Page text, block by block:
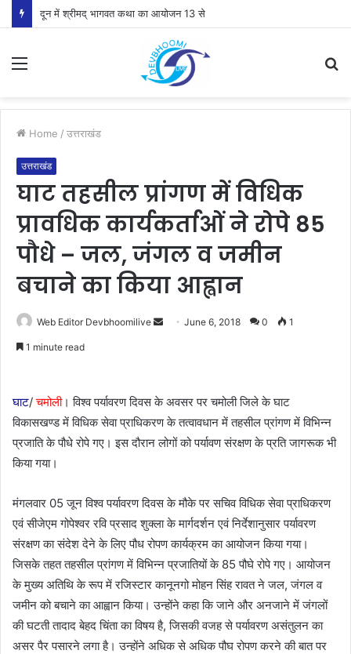
दून में श्रीमद् भागवत कथा का आयोजन 13 से
Menu
Home / उत्तराखंड
उत्तराखंड
घाट तहसील प्रांगण में विधिक
प्रावधिक कार्यकर्ताओं ने रोपे 85
पौधे – जल, जंगल व जमीन
बचाने का किया आह्वान
Web Editor Devbhoomilive
SendJune 6, 2018 0 1
1 minute read
घाट/चमोली। विश्व पर्यावरण दिवस के अवसर पर चमोली जिले के घाट
विकासखण्ड में विधिक सेवा प्राधिकरण के तत्वावधान में तहसील प्रांगण में विभिन्न
प्रजाति के पौधे रोपे गए। इस दौरान लोगों को पर्यावण संरक्षण के प्रति जागरूक भी
किया गया।
मंगलवार 05 जून विश्व पर्यावरण दिवस के मौके पर सचिव विधिक सेवा प्राधिकरण
एवं सीजेएम गोपेश्वर रवि प्रसाद शुक्ला के मार्गदर्शन एवं निर्देशानुसार पर्यावरण
संरक्षण का संदेश देने के लिए पौध रोपण कार्यक्रम का आयोजन किया गया।
जिसके तहत तहसील प्रांगण में विभिन्न प्रजातियों के 85 पौघे रोपे गए। आयोजन
के मुख्य अतिथि के रूप में रजिस्टार कानूनगो मोहन सिंह रावत ने जल, जंगल व
जमीन को बचाने का आह्वान किया। उन्होंने कहा कि जाने और अनजाने में जंगलों
की घटती तादाद बेहद चिंता का विषय है, जिसकी वजह से पर्यावरण असंतुलन का
असर पैर पसारने लगा है। उन्होंने अधिक से अधिक पौघ रोपण करने की बात पर